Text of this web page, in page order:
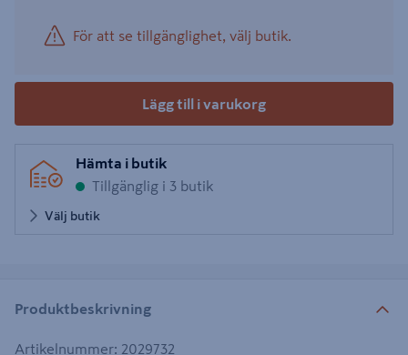
För att se tillgänglighet, välj butik.
Lägg till i varukorg
Hämta i butik
Tillgänglig i 3 butik
Välj butik
Produktbeskrivning
Artikelnummer: 2029732